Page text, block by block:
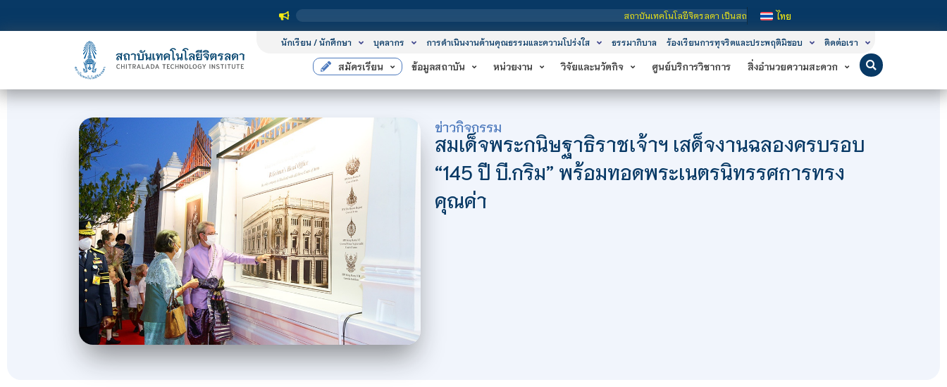
สถาบันเทคโนโลยีจิตรลดา เป็นสถาบันอุดมศึกษาในกำกับของรัฐ เปิดหลักสูตรการเรียนการสอน 3 ระดับ คือ
ไทย
นักเรียน / นักศึกษา บุคลากร การดำเนินงานด้านคุณธรรมและความโปร่งใส ธรรมาภิบาล ร้องเรียนการทุจริตและประพฤติมิชอบ ติดต่อเรา
สมัครเรียน ข้อมูลสถาบัน หน่วยงาน วิจัยและนวัตกิจ ศูนย์บริการวิชาการ สิ่งอำนวยความสะดวก
ข่าวกิจกรรม
สมเด็จพระกนิษฐาธิราชเจ้าฯ เสด็จงานฉลองครบรอบ
“145 ปี บี.กริม” พร้อมทอดพระเนตรนิทรรศการทรง
คุณค่า